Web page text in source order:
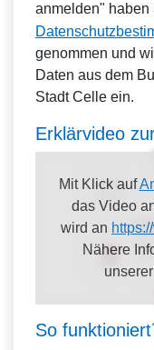
anmelden" haben
genommen und
Daten aus dem
Stadt Celle ein.
Erklärvideo
Mit Klick auf
das Video
wird an
Nähere
unserer
So